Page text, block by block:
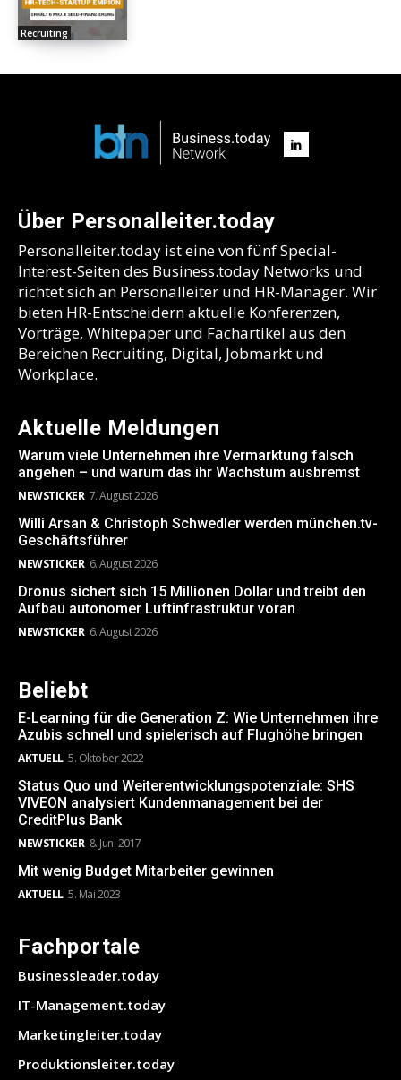
Recruiting
Über Personalleiter.today
Personalleiter.today ist eine von fünf Special-
Interest-Seiten des Business.today Networks und
richtet sich an Personalleiter und HR-Manager. Wir
bieten HR-Entscheidern aktuelle Konferenzen,
Vorträge, Whitepaper und Fachartikel aus den
Bereichen Recruiting, Digital, Jobmarkt und
Workplace.
Aktuelle Meldungen
Warum viele Unternehmen ihre Vermarktung falsch
angehen – und warum das ihr Wachstum ausbremst
NEWSTICKER 7. August 2026
Willi Arsan & Christoph Schwedler werden münchen.tv-
Geschäftsführer
NEWSTICKER 6. August 2026
Dronus sichert sich 15 Millionen Dollar und treibt den
Aufbau autonomer Luftinfrastruktur voran
NEWSTICKER 6. August 2026
Beliebt
E-Learning für die Generation Z: Wie Unternehmen ihre
Azubis schnell und spielerisch auf Flughöhe bringen
AKTUELL 5. Oktober 2022
Status Quo und Weiterentwicklungspotenziale: SHS
VIVEON analysiert Kundenmanagement bei der
CreditPlus Bank
NEWSTICKER 8. Juni 2017
Mit wenig Budget Mitarbeiter gewinnen
AKTUELL 5. Mai 2023
Fachportale
Businessleader.today
IT-Management.today
Marketingleiter.today
Produktionsleiter.today